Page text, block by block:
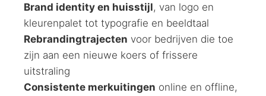
Brand identity en huisstijl, van logo en
kleurenpalet tot typografie en beeldtaal
Rebrandingtrajecten voor bedrijven die toe
zijn aan een nieuwe koers of frissere
uitstraling
Consistente merkuitingen online en offline,